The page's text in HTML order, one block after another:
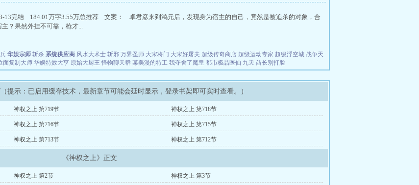
13完结 184.01万字3.55万总推荐 文案： 卓君彦来到鸿元后，发现身为宿主的自己，竟然是被追杀的对象，合
？果然外挂不可靠，枪才...
华娱宗师 斩杀 系统供应商 风水大术士 斩邪 万界圣师 大宋将门 大宋好屠夫 超级传奇商店 超级运动专家 超级浮空城 战争天
面复制大师 华娱特效大亨 原始大厨王 怪物聊天群 某美漫的特工 我夺舍了魔皇 都市极品医仙 九天 酋长别打脸
（提示：已启用缓存技术，最新章节可能会延时显示，登录书架即可实时查看。）
神权之上 第719节 神权之上 第718节
神权之上 第716节 神权之上 第715节
神权之上 第713节 神权之上 第712节
《神权之上》正文
神权之上 第2节 神权之上 第3节